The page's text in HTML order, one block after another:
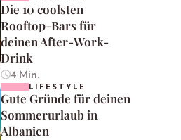
Die 10 coolsten
Rooftop-Bars für
deinen After-Work-
Drink
4 Min.
LIFESTYLE
Gute Gründe für deinen
Sommerurlaub in
Albanien